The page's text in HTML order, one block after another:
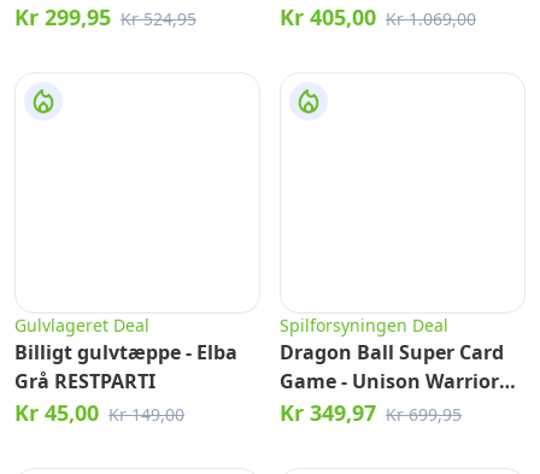
Kr 299,95 Kr 524,95
lysebrun 35 cm - Simplo
Kr 405,00 Kr 1.069,00
Gulvlageret Deal
Billigt gulvtæppe - Elba
Grå RESTPARTI
Kr 45,00 Kr 149,00
Spilforsyningen Deal
Dragon Ball Super Card
Game - Unison Warrior
Series Set 4 Supreme
Kr 349,97 Kr 699,95